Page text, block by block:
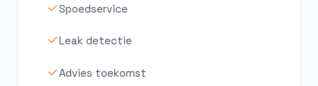
Spoedservice
Leak detectie
Advies toekomst